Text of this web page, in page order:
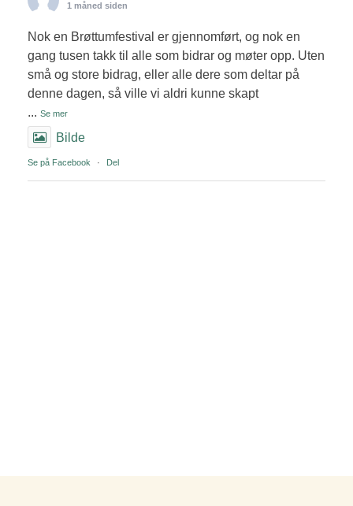
1 måned siden
Nok en Brøttumfestival er gjennomført, og nok en
gang tusen takk til alle som bidrar og møter opp. Uten
små og store bidrag, eller alle dere som deltar på
denne dagen, så ville vi aldri kunne skapt
... Se mer
Bilde
Se på Facebook · Del